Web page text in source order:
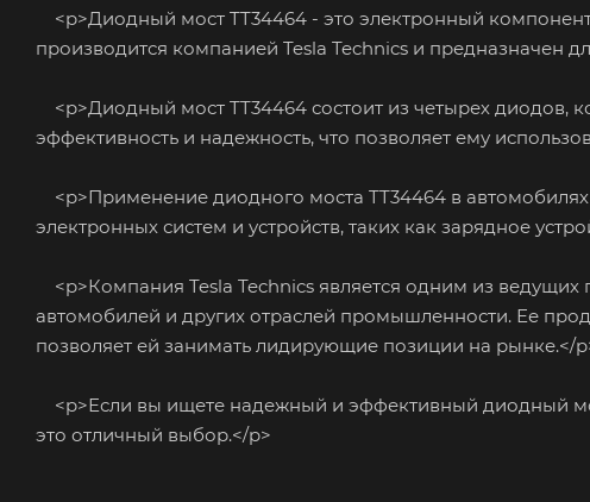
<p>Диодный мост TT34464 - это электронный
производится компанией Tesla Technics и предназначен
<p>Диодный мост TT34464 состоит из четырех диодов,
эффективность и надежность, что позволяет ему
<p>Применение диодного моста TT34464 в автомобилях
электронных систем и устройств, таких как зарядное
<p>Компания Tesla Technics является одним из
автомобилей и других отраслей промышленности. Ее
позволяет ей занимать лидирующие позиции на рынке.</
<p>Если вы ищете надежный и эффективный диодный
это отличный выбор.</p>